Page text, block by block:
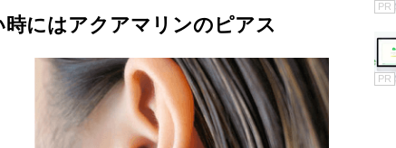
にはアクアマリンのピアス
PR
PR